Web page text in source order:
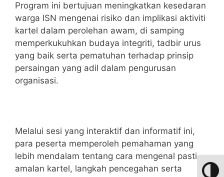
Program ini bertujuan meningkatkan kesedaran
warga ISN mengenai risiko dan implikasi aktiviti
kartel dalam perolehan awam, di samping
memperkukuhkan budaya integriti, tadbir urus
yang baik serta pematuhan terhadap prinsip
persaingan yang adil dalam pengurusan
organisasi.
Melalui sesi yang interaktif dan informatif ini,
para peserta memperoleh pemahaman yang
lebih mendalam tentang cara mengenal pasti
amalan kartel, langkah pencegahan serta